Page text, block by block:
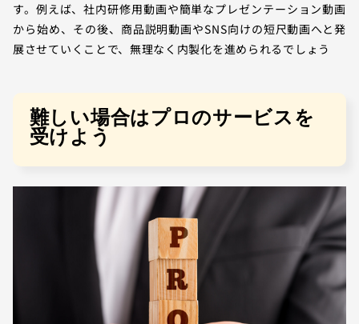
す。例えば、社内研修用動画や簡単なプレゼンテーション動画
から始め、その後、商品説明動画やSNS向けの短尺動画へと発
展させていくことで、無理なく内製化を進められるでしょう
難しい場合はプロのサービスを
受けよう